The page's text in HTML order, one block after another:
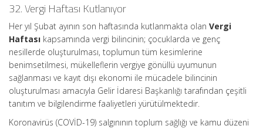
32. Vergi Haftası Kutlanıyor
Her yıl Şubat ayının son haftasında kutlanmakta olan Vergi
Haftası kapsamında vergi bilincinin; çocuklarda ve genç
nesillerde oluşturulması, toplumun tüm kesimlerine
benimsetilmesi, mükelleflerin vergiye gönüllü uyumunun
sağlanması ve kayıt dışı ekonomi ile mücadele bilincinin
oluşturulması amacıyla Gelir İdaresi Başkanlığı tarafından çeşitli
tanıtım ve bilgilendirme faaliyetleri yürütülmektedir.
Koronavirüs (COVİD-19) salgınının toplum sağlığı ve kamu düzeni